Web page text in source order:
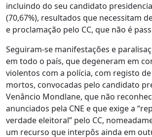
incluindo do seu candidato
(70,67%), resultados que necessitam
e proclamação pelo CC, que não é
Seguiram-se manifestações e
em todo o país, que degeneram em
violentos com a polícia, com registo
mortos, convocadas pelo candidato
Venâncio Mondlane, que não
anunciados pela CNE e que exige a
verdade eleitoral” pelo CC,
um recurso que interpôs ainda em